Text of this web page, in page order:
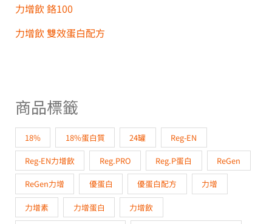
力增飲 鉻100
力增飲 雙效蛋白配方
商品標籤
18% 18%蛋白質 24罐 Reg-EN
Reg-EN力增飲 Reg.PRO Reg.P蛋白 ReGen
ReGen力增 優蛋白 優蛋白配方 力增
力增素 力增蛋白 力增飲